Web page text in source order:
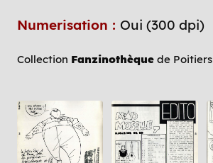
Numerisation : Oui (300 dpi)
Collection Fanzinothèque de Poitiers